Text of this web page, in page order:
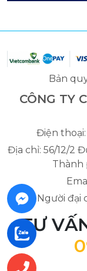
Bản
CÔNG TY
Điện thoại:
Địa chỉ: 56/12/2
Thành
Người đại
TƯ